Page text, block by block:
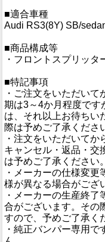
■適合車種
Audi RS3(8Y) SB/
■商品構成等
・フロントスプリッタ
■特記事項
・ご注文をいただい
期は3～4か月程度です
は、それ以上お待ちい
際は予めご了承くださ
・注文をいただいてか
キャンセル・返品・交
は予めご了承ください。
・メーカーの仕様変
様が異なる場合がござ
・メーカーの生産終
合がございます。その
すので、予めご了承く
・純正バンパー専用